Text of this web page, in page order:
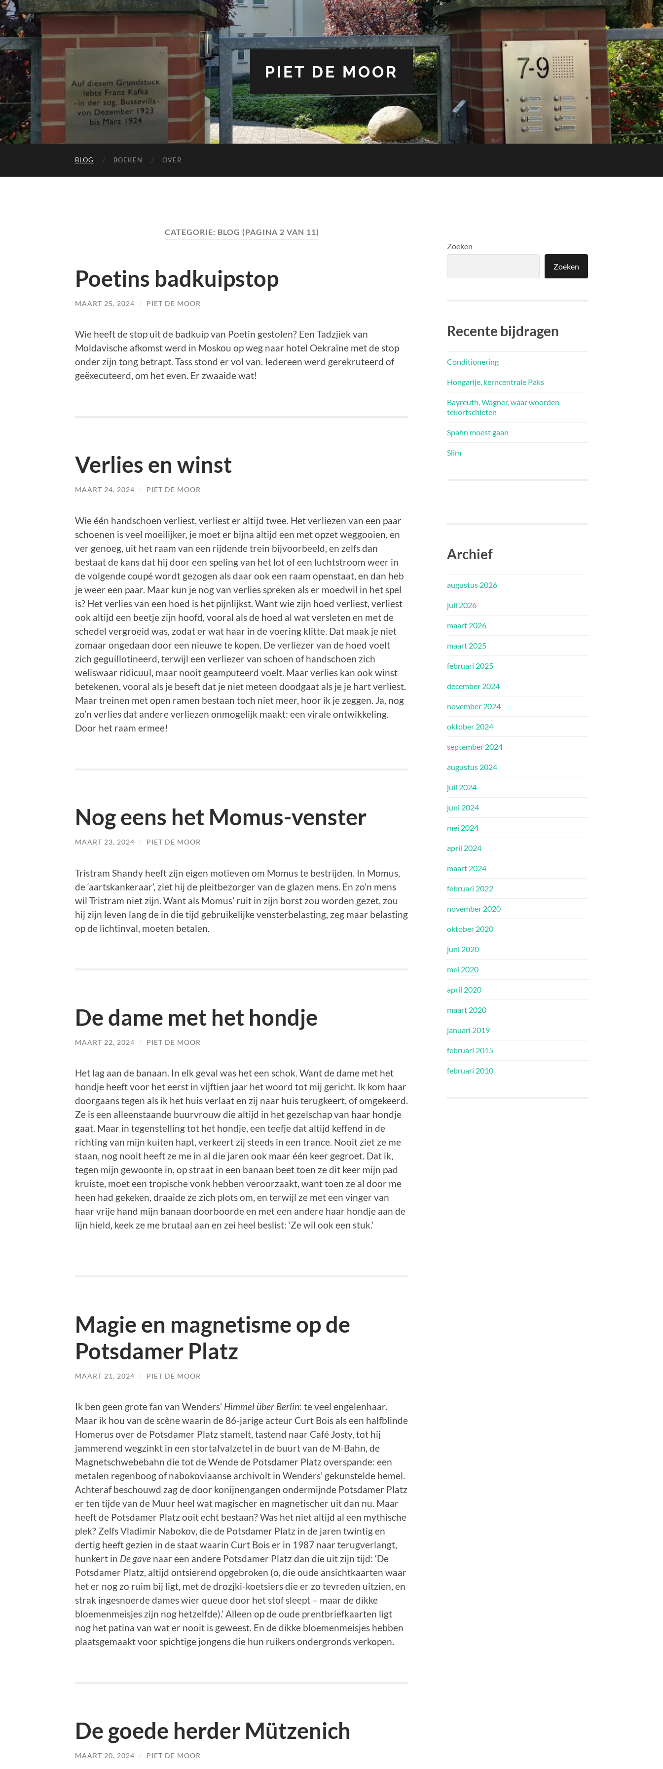
PIET DE MOOR
BLOG BOEKEN OVER
CATEGORIE: BLOG (PAGINA 2 VAN 11)
Poetins badkuipstop
MAART 25, 2024 / PIET DE MOOR
Wie heeft de stop uit de badkuip van Poetin gestolen? Een Tadzjiek van
Moldavische afkomst werd in Moskou op weg naar hotel Oekraïne met de stop
onder zijn tong betrapt. Tass stond er vol van. Iedereen werd gerekruteerd of
geëxecuteerd, om het even. Er zwaaide wat!
Verlies en winst
MAART 24, 2024 / PIET DE MOOR
Wie één handschoen verliest, verliest er altijd twee. Het verliezen van een paar
schoenen is veel moeilijker, je moet er bijna altijd een met opzet weggooien, en
ver genoeg, uit het raam van een rijdende trein bijvoorbeeld, en zelfs dan
bestaat de kans dat hij door een speling van het lot of een luchtstroom weer in
de volgende coupé wordt gezogen als daar ook een raam openstaat, en dan heb
je weer een paar. Maar kun je nog van verlies spreken als er moedwil in het spel
is? Het verlies van een hoed is het pijnlijkst. Want wie zijn hoed verliest, verliest
ook altijd een beetje zijn hoofd, vooral als de hoed al wat versleten en met de
schedel vergroeid was, zodat er wat haar in de voering klitte. Dat maak je niet
zomaar ongedaan door een nieuwe te kopen. De verliezer van de hoed voelt
zich geguillotineerd, terwijl een verliezer van schoen of handschoen zich
weliswaar ridicuul, maar nooit geamputeerd voelt. Maar verlies kan ook winst
betekenen, vooral als je beseft dat je niet meteen doodgaat als je je hart verliest.
Maar treinen met open ramen bestaan toch niet meer, hoor ik je zeggen. Ja, nog
zo’n verlies dat andere verliezen onmogelijk maakt: een virale ontwikkeling.
Door het raam ermee!
Nog eens het Momus-venster
MAART 23, 2024 / PIET DE MOOR
Tristram Shandy heeft zijn eigen motieven om Momus te bestrijden. In Momus,
de ‘aartskankeraar’, ziet hij de pleitbezorger van de glazen mens. En zo’n mens
wil Tristram niet zijn. Want als Momus’ ruit in zijn borst zou worden gezet, zou
hij zijn leven lang de in die tijd gebruikelijke vensterbelasting, zeg maar belasting
op de lichtinval, moeten betalen.
De dame met het hondje
MAART 22, 2024 / PIET DE MOOR
Het lag aan de banaan. In elk geval was het een schok. Want de dame met het
hondje heeft voor het eerst in vijftien jaar het woord tot mij gericht. Ik kom haar
doorgaans tegen als ik het huis verlaat en zij naar huis terugkeert, of omgekeerd.
Ze is een alleenstaande buurvrouw die altijd in het gezelschap van haar hondje
gaat. Maar in tegenstelling tot het hondje, een teefje dat altijd keffend in de
richting van mijn kuiten hapt, verkeert zij steeds in een trance. Nooit ziet ze me
staan, nog nooit heeft ze me in al die jaren ook maar één keer gegroet. Dat ik,
tegen mijn gewoonte in, op straat in een banaan beet toen ze dit keer mijn pad
kruiste, moet een tropische vonk hebben veroorzaakt, want toen ze al door me
heen had gekeken, draaide ze zich plots om, en terwijl ze met een vinger van
haar vrije hand mijn banaan doorboorde en met een andere haar hondje aan de
lijn hield, keek ze me brutaal aan en zei heel beslist: ‘Ze wil ook een stuk.’
Magie en magnetisme op de
Potsdamer Platz
MAART 21, 2024 / PIET DE MOOR
Ik ben geen grote fan van Wenders’ Himmel über Berlin: te veel engelenhaar.
Maar ik hou van de scène waarin de 86-jarige acteur Curt Bois als een halfblinde
Homerus over de Potsdamer Platz stamelt, tastend naar Café Josty, tot hij
jammerend wegzinkt in een stortafvalzetel in de buurt van de M-Bahn, de
Magnetschwebebahn die tot de Wende de Potsdamer Platz overspande: een
metalen regenboog of nabokoviaanse archivolt in Wenders’ gekunstelde hemel.
Achteraf beschouwd zag de door konijnengangen ondermijnde Potsdamer Platz
er ten tijde van de Muur heel wat magischer en magnetischer uit dan nu. Maar
heeft de Potsdamer Platz ooit echt bestaan? Was het niet altijd al een mythische
plek? Zelfs Vladimir Nabokov, die de Potsdamer Platz in de jaren twintig en
dertig heeft gezien in de staat waarin Curt Bois er in 1987 naar terugverlangt,
hunkert in De gave naar een andere Potsdamer Platz dan die uit zijn tijd: ‘De
Potsdamer Platz, altijd ontsierend opgebroken (o, die oude ansichtkaarten waar
het er nog zo ruim bij ligt, met de drozjki-koetsiers die er zo tevreden uitzien, en
strak ingesnoerde dames wier queue door het stof sleept – maar de dikke
bloemenmeisjes zijn nog hetzelfde).’ Alleen op de oude prentbriefkaarten ligt
nog het patina van wat er nooit is geweest. En de dikke bloemenmeisjes hebben
plaatsgemaakt voor spichtige jongens die hun ruikers ondergronds verkopen.
De goede herder Mützenich
MAART 20, 2024 / PIET DE MOOR
Zoeken
Zoeken
Recente bijdragen
Conditionering
Hongarije, kerncentrale Paks
Bayreuth, Wagner, waar woorden
tekortschieten
Spahn moest gaan
Slim
Archief
augustus 2026
juli 2026
maart 2026
maart 2025
februari 2025
december 2024
november 2024
oktober 2024
september 2024
augustus 2024
juli 2024
juni 2024
mei 2024
april 2024
maart 2024
februari 2022
november 2020
oktober 2020
juni 2020
mei 2020
april 2020
maart 2020
januari 2019
februari 2015
februari 2010